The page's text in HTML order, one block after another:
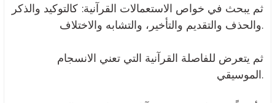
ثم يبحث في خواص الاستعمالات القرآنية: كالتوكيد والذكر
والحذف والتقديم والتأخير، والتشابه والاختلاف.
ثم يتعرض للفاصلة القرآنية التي تعني الانسجام
الموسيقي.